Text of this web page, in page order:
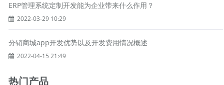
ERP管理系统定制开发能为企业带来什么作用？
2022-03-29 10:29
分销商城app开发优势以及开发费用情况概述
2022-04-15 21:49
热门产品